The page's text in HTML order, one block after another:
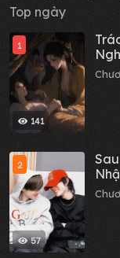
Top ngày
141
1
57
2